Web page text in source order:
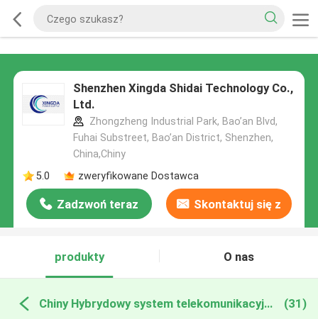
Shenzhen Xingda Shidai Technology Co.,
Ltd.
Zhongzheng Industrial Park, Bao’an Blvd,
Fuhai Substreet, Bao’an District, Shenzhen,
China,Chiny
5.0
zweryfikowane Dostawca
Zadzwoń teraz Skontaktuj się z
produkty
O nas
Chiny Hybrydowy system telekomunikacyjny (31)